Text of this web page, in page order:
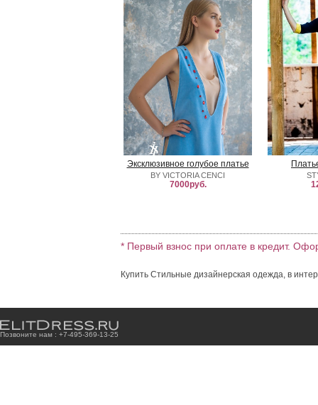
Эксклюзивное голубое платье
BY VICTORIA CENCI
7000руб.
* Первый взнос при оплате в кредит.
Купить Стильные дизайнерская одежда, в
Позвоните нам : +7-495-369-13-25